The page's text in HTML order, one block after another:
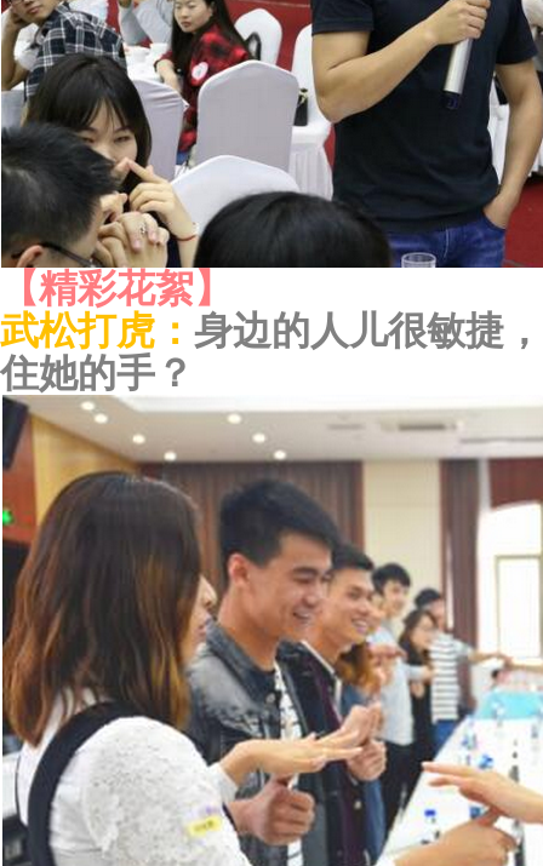
【精彩花絮】
武松打虎 ： 身边的人儿很敏捷
住她的手？